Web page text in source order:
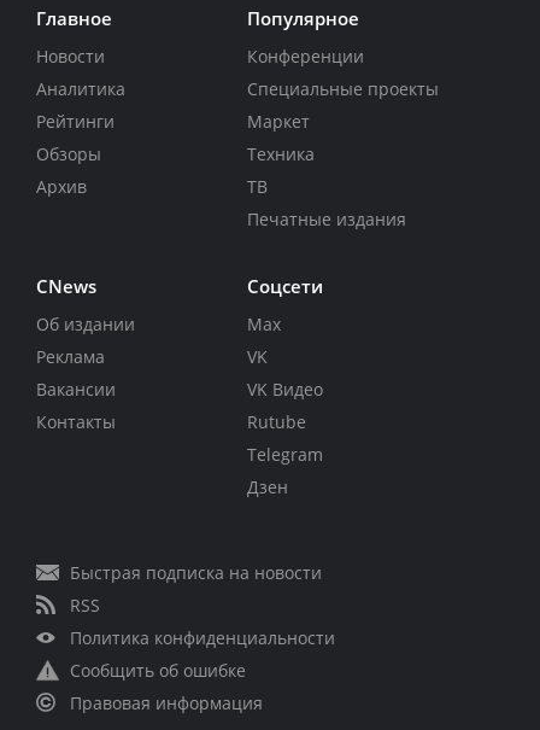
Главное
Новости
Аналитика
Рейтинги
Обзоры
Архив
Популярное
Конференции
Специальные проекты
Маркет
Техника
ТВ
Печатные издания
CNews
Об издании
Реклама
Вакансии
Контакты
Соцсети
Max
VK
VK Видео
Rutube
Telegram
Дзен
Быстрая подписка на новости
RSS
Политика конфиденциальности
Сообщить об ошибке
Правовая информация